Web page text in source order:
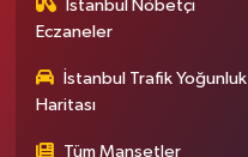
İstanbul Nöbetçi
Eczaneler
İstanbul Trafik Yoğunluk
Haritası
Tüm Manşetler